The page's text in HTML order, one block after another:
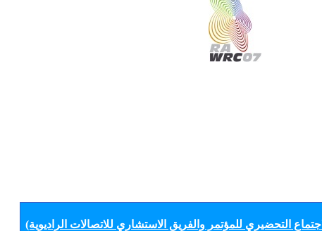
التحضيري للمؤتمر والفريق الاستشاري للاتصالات الراديوية)